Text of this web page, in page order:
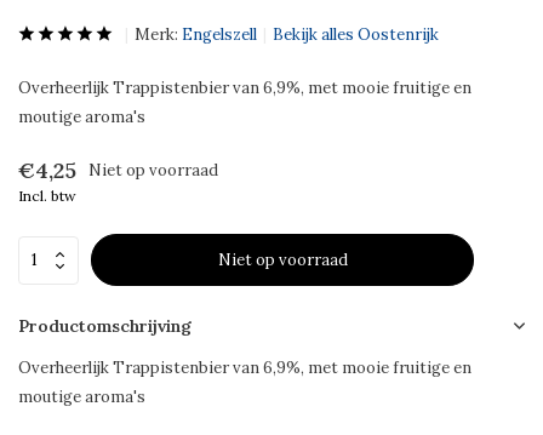
Merk: Engelszell Bekijk alles Oostenrijk
Overheerlijk Trappistenbier van 6,9%, met mooie fruitige en
moutige aroma's
€4,25 Niet op voorraad
Incl. btw
Niet op voorraad
Productomschrijving
Overheerlijk Trappistenbier van 6,9%, met mooie fruitige en
moutige aroma's